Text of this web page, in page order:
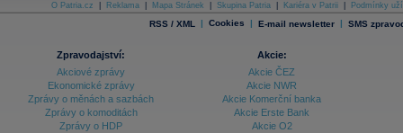
O Patria.cz Reklama Mapa Stránek Skupina Patria Kariéra v Patrii Podmínky
RSS / XML | Cookies | E-mail newsletter | SMS
Zpravodajství:
Akciové zprávy
Ekonomické zprávy
Zprávy o měnách a sazbách
Zprávy o komoditách
Zprávy o HDP
Akcie:
Akcie ČEZ
Akcie NWR
Akcie Komerční banka
Akcie Erste Bank
Akcie O2